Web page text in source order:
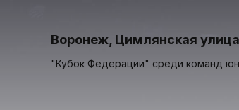
Воронеж, Цимлянская
"Кубок Федерации" среди команд